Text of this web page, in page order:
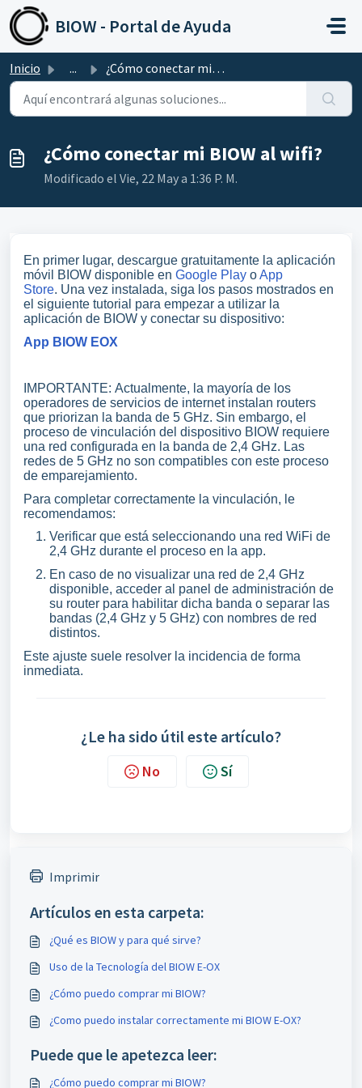
Saltar al contenido principal
BIOW - Portal de Ayuda
Inicio ... ¿Cómo conectar mi BIOW al wifi?
¿Cómo conectar mi BIOW al wifi?
Modificado el Vie, 22 May a 1:36 P. M.
En primer lugar, descargue gratuitamente la aplicación
móvil BIOW disponible en Google Play oApp
Store. Una vez instalada, siga los pasos mostrados en
el siguiente tutorial para empezar a utilizar la
aplicación de BIOW y conectar su dispositivo:
App BIOW EOX
IMPORTANTE: Actualmente, la mayoría de los
operadores de servicios de internet instalan routers
que priorizan la banda de 5 GHz. Sin embargo, el
proceso de vinculación del dispositivo BIOW requiere
una red configurada en la banda de 2,4 GHz. Las
redes de 5 GHz no son compatibles con este proceso
de emparejamiento.
Para completar correctamente la vinculación, le
recomendamos:
Verificar que está seleccionando una red WiFi de
2,4 GHz durante el proceso en la app.
En caso de no visualizar una red de 2,4 GHz
disponible, acceder al panel de administración de
su router para habilitar dicha banda o separar las
bandas (2,4 GHz y 5 GHz) con nombres de red
distintos.
Este ajuste suele resolver la incidencia de forma
inmediata.
¿Le ha sido útil este artículo?
No Sí
Imprimir
Artículos en esta carpeta:
¿Qué es BIOW y para qué sirve?
Uso de la Tecnología del BIOW E-OX
¿Cómo puedo comprar mi BIOW?
¿Como puedo instalar correctamente mi BIOW E-OX?
Puede que le apetezca leer:
¿Cómo puedo comprar mi BIOW?